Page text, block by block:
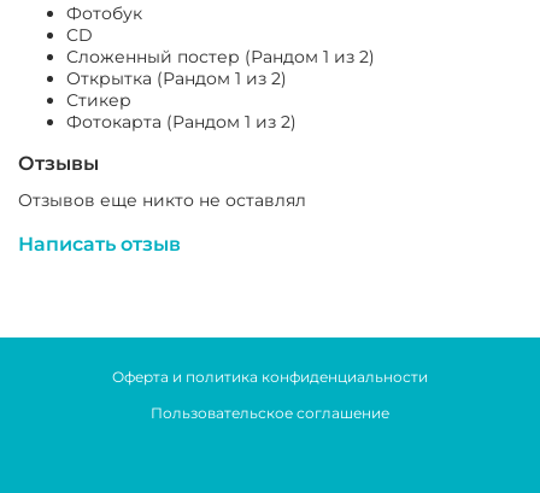
Фотобук
CD
Сложенный постер (Рандом 1 из 2)
Открытка (Рандом 1 из 2)
Стикер
Фотокарта (Рандом 1 из 2)
Отзывы
Отзывов еще никто не оставлял
Написать отзыв
Оферта и политика конфиденциальности
Пользовательское соглашение